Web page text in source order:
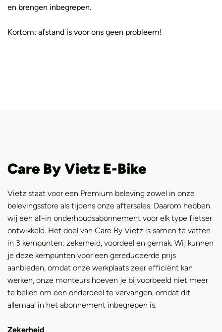
en brengen inbegrepen.
Kortom: afstand is voor ons geen probleem!
Care By Vietz E-Bike
Vietz staat voor een Premium beleving zowel in onze
belevingsstore als tijdens onze aftersales. Daarom hebben
wij een all-in onderhoudsabonnement voor elk type fietser
ontwikkeld. Het doel van Care By Vietz is samen te vatten
in 3 kernpunten: zekerheid, voordeel en gemak. Wij kunnen
je deze kernpunten voor een gereduceerde prijs
aanbieden, omdat onze werkplaats zeer efficiënt kan
werken, onze monteurs hoeven je bijvoorbeeld niet meer
te bellen om een onderdeel te vervangen, omdat dit
allemaal in het abonnement inbegrepen is.
Zekerheid